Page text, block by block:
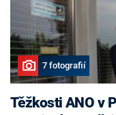
7 fotografií
Těžkosti ANO v